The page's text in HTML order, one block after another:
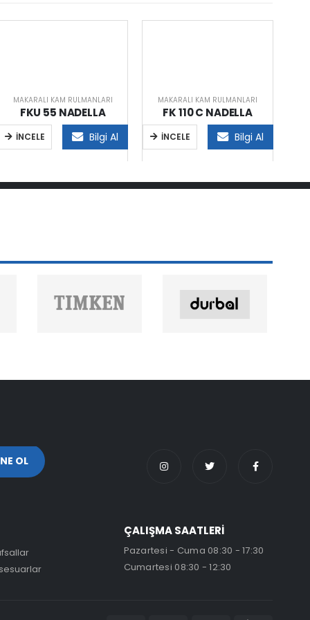
MAKARALI KAM RULMANLARI
FKU 55 NADELLA
İNCELE Bilgi Al
MAKARALI KAM RULMANLARI
FK 110 C NADELLA
İNCELE Bilgi Al
ÇALIŞMA SAATLERİ
Pazartesi - Cuma 08:30 - 17:30
Cumartesi 08:30 - 12:30